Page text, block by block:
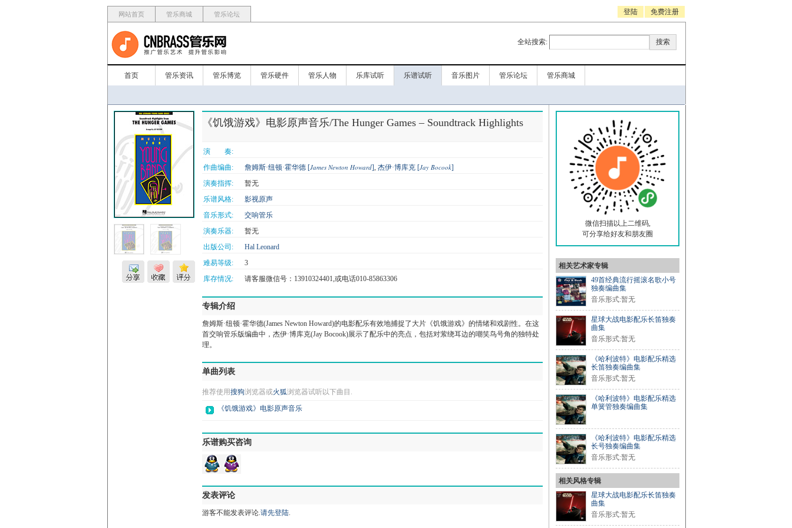
网站首页 管乐商城 管乐论坛 登陆 免费注册
全站搜索:
首页 管乐资讯 管乐博览 管乐硬件 管乐人物 乐库试听 乐谱试听 音乐图片 管乐论坛 管乐商城
《饥饿游戏》电影原声音乐/The Hunger Games – Soundtrack Highlights
演 奏:
作曲编曲:
詹姆斯·纽顿·霍华德 [James Newton Howard], 杰伊·博库克 [Jay Bocook]
演奏指挥:
暂无
乐谱风格:
影视原声
音乐形式:
交响管乐
演奏乐器:
暂无
出版公司:
Hal Leonard
难易等级:
3
库存情况:
请客服微信号：13910324401,或电话010-85863306
专辑介绍
詹姆斯·纽顿·霍华德(James Newton Howard)的电影配乐有效地捕捉了大片《饥饿游戏》的情绪和戏剧性。在这
首交响管乐版编曲中，杰伊·博库克(Jay Bocook)展示了配乐中的亮点，包括对萦绕耳边的嘲笑鸟号角的独特处
理。
单曲列表
推荐使用搜狗浏览器或火狐浏览器试听以下曲目.
《饥饿游戏》电影原声音乐
乐谱购买咨询
发表评论
游客不能发表评论.请先登陆.
微信扫描以上二维码,
可分享给好友和朋友圈
相关艺术家专辑
49首经典流行摇滚名歌小号
独奏编曲集
音乐形式:暂无
星球大战电影配乐长笛独奏
曲集
音乐形式:暂无
《哈利波特》电影配乐精选
长笛独奏编曲集
音乐形式:暂无
《哈利波特》电影配乐精选
单簧管独奏编曲集
《哈利波特》电影配乐精选
长号独奏编曲集
音乐形式:暂无
相关风格专辑
星球大战电影配乐长笛独奏
曲集
音乐形式:暂无